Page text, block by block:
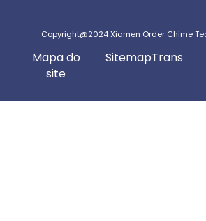
Copyright@2024 Xiamen Order Chime
Mapa do
site
SitemapTrans